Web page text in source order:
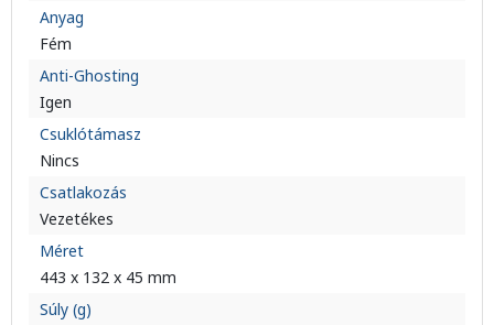
Anyag
Fém
Anti-Ghosting
Igen
Csuklótámasz
Nincs
Csatlakozás
Vezetékes
Méret
443 x 132 x 45 mm
Súly (g)